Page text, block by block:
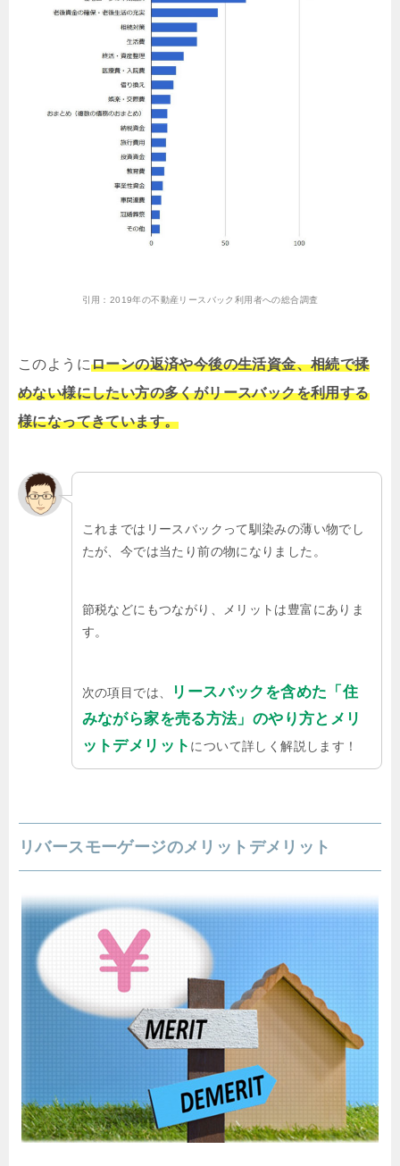
引用： 2019年の不動産リースバック利用者への総合調査
このようにローンの返済や今後の生活資金、相続で揉
めない様にしたい方の多くがリースバックを利用する
様になってきています。
これまではリースバックって馴染みの薄い物でし
たが、今では当たり前の物になりました。
節税などにもつながり、メリットは豊富にありま
す。
次の項目では、
リースバックを含めた「住
みながら家を売る方法」のやり方とメリ
ットデメリット について詳しく解説します！
リバースモーゲージのメリットデメリット